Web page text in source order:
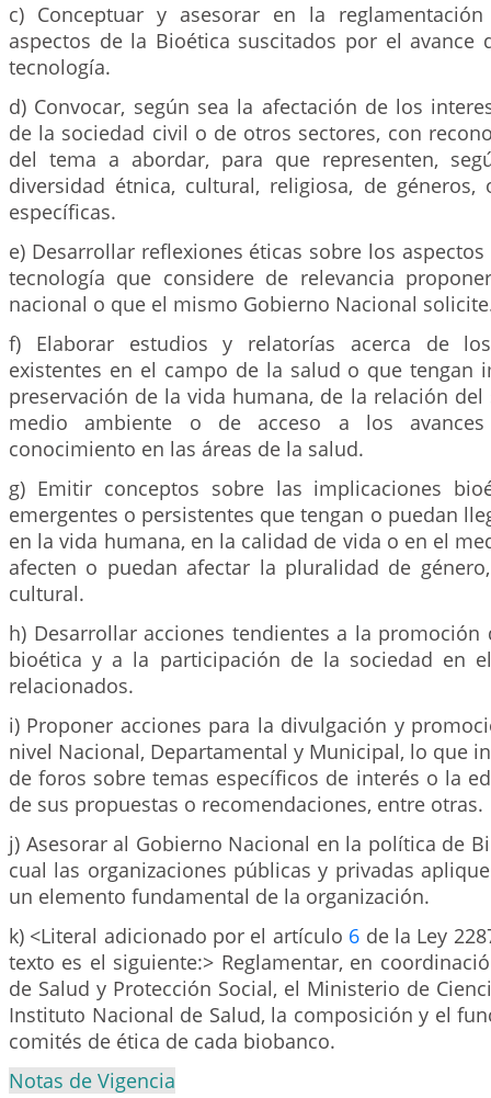
c) Conceptuar y asesorar en la
aspectos de la Bioética suscitados por el avance
tecnología.
d) Convocar, según sea la afectación de los
de la sociedad civil o de otros sectores, con
del tema a abordar, para que representen,
diversidad étnica, cultural, religiosa, de géneros,
específicas.
e) Desarrollar reflexiones éticas sobre los
tecnología que considere de relevancia
nacional o que el mismo Gobierno Nacional
f) Elaborar estudios y relatorías acerca de
existentes en el campo de la salud o que tengan
preservación de la vida humana, de la relación
medio ambiente o de acceso a los
conocimiento en las áreas de la salud.
g) Emitir conceptos sobre las implicaciones
emergentes o persistentes que tengan o puedan
en la vida humana, en la calidad de vida o en el
afecten o puedan afectar la pluralidad de
cultural.
h) Desarrollar acciones tendientes a la promoción
bioética y a la participación de la sociedad en
relacionados.
i) Proponer acciones para la divulgación y
nivel Nacional, Departamental y Municipal, lo que
de foros sobre temas específicos de interés o la
de sus propuestas o recomendaciones, entre otras.
j) Asesorar al Gobierno Nacional en la política de
cual las organizaciones públicas y privadas
un elemento fundamental de la organización.
k) <Literal adicionado por el artículo 6 de la Ley
texto es el siguiente:> Reglamentar, en
de Salud y Protección Social, el Ministerio de
Instituto Nacional de Salud, la composición y el
comités de ética de cada biobanco.
Notas de Vigencia